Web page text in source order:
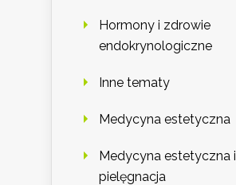
Hormony i zdrowie
endokrynologiczne
Inne tematy
Medycyna estetyczna
Medycyna estetyczna i
pielęgnacja